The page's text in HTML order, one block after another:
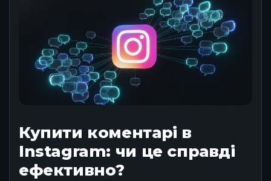
Купити коментарі в
Instagram: чи це справді
ефективно?